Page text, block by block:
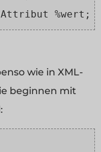
%wert;
wie in XML-
beginnen mit